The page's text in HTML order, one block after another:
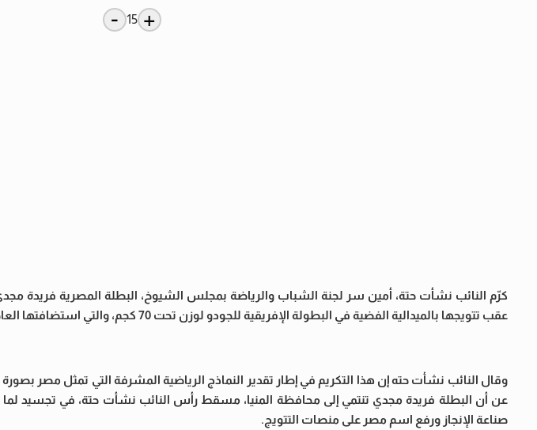
+
15
-
كرّم النائب نشأت حتة، أمين سر لجنة الشباب والرياضة بمجلس الشيوخ، البطلة المصرية فريدة
عقب تتويجها بالميدالية الفضية في البطولة الإفريقية للجودو لوزن تحت 70 كجم، والتي استضافتها العاصمة الكينية نيروبي.
وقال النائب نشأت حته إن هذا التكريم في إطار تقدير النماذج الرياضية المشرفة التي تمثل مصر بصورة
عن أن البطلة فريدة مجدي تنتمي إلى محافظة المنيا، مسقط رأس النائب نشأت حتة، في تجسيد
صناعة الإنجاز ورفع اسم مصر على منصات التتويج.